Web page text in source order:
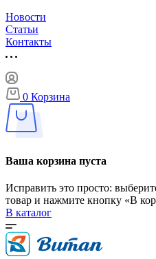
Новости
Статьи
Контакты
0 Корзина
Ваша корзина пуста
Исправить это просто:
товар и нажмите кнопку «В
В каталог